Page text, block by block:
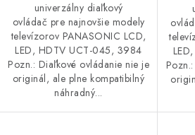
univerzálny diaľkový
ovládač pre najnovšie modely
televízorov PANASONIC LCD,
LED, HDTV UCT-045, 3984
Pozn.: Diaľkové ovládanie nie je
originál, ale plne kompatibilný
náhradný...